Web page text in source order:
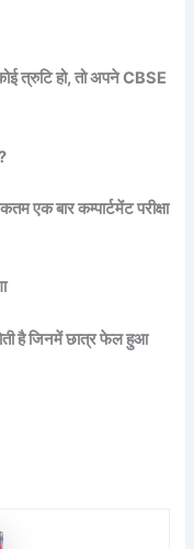
त्रुटि हो, तो अपने CBSE
एक बार कम्पार्टमेंट परीक्षा
होती है जिनमें छात्र फेल हुआ